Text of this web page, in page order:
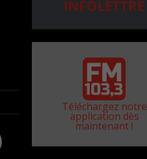
INFOLETTRE
Téléchargez notre
application dès
maintenant !